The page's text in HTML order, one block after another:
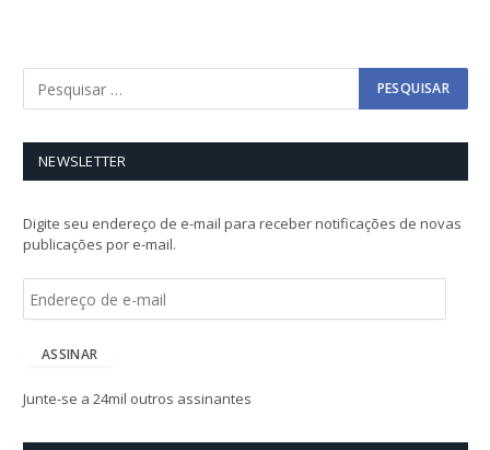
NEWSLETTER
Digite seu endereço de e-mail para receber notificações de novas
publicações por e-mail.
e
ç
ASSINAR
Junte-se a 24mil outros assinantes